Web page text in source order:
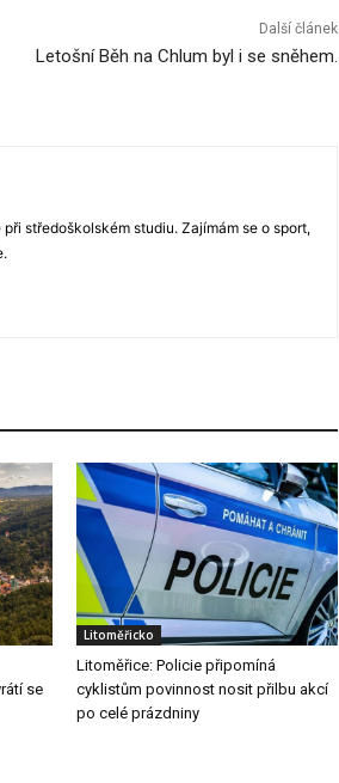
Další článek
Letošní Běh na Chlum byl i se sněhem.
středoškolském studiu. Zajímám se o sport,
se
Litoměřicko
Litoměřice: Policie připomíná
cyklistům povinnost nosit přilbu akcí
po celé prázdniny